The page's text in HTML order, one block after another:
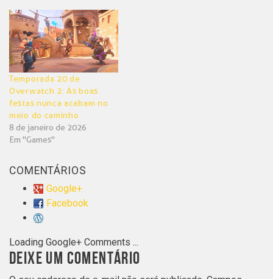
Temporada 20 de
Overwatch 2: As boas
festas nunca acabam no
meio do caminho
8 de janeiro de 2026
Em "Games"
COMENTÁRIOS
Google+
Facebook
Loading Google+ Comments ...
DEIXE UM COMENTÁRIO